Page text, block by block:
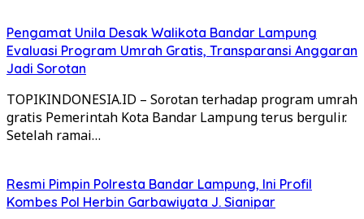
Pengamat Unila Desak Walikota Bandar Lampung
Evaluasi Program Umrah Gratis, Transparansi Anggaran
Jadi Sorotan
TOPIKINDONESIA.ID – Sorotan terhadap program umrah
gratis Pemerintah Kota Bandar Lampung terus bergulir.
Setelah ramai…
Resmi Pimpin Polresta Bandar Lampung, Ini Profil
Kombes Pol Herbin Garbawiyata J. Sianipar